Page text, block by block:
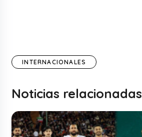
INTERNACIONALES
Noticias relacionadas